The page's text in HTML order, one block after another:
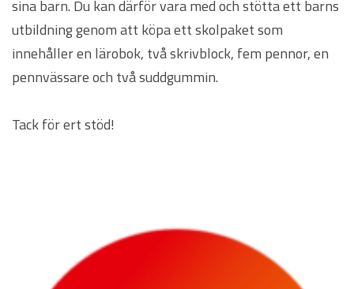
sina barn. Du kan därför vara med och stötta ett barns
utbildning genom att köpa ett skolpaket som
innehåller en lärobok, två skrivblock, fem pennor, en
pennvässare och två suddgummin.
Tack för ert stöd!